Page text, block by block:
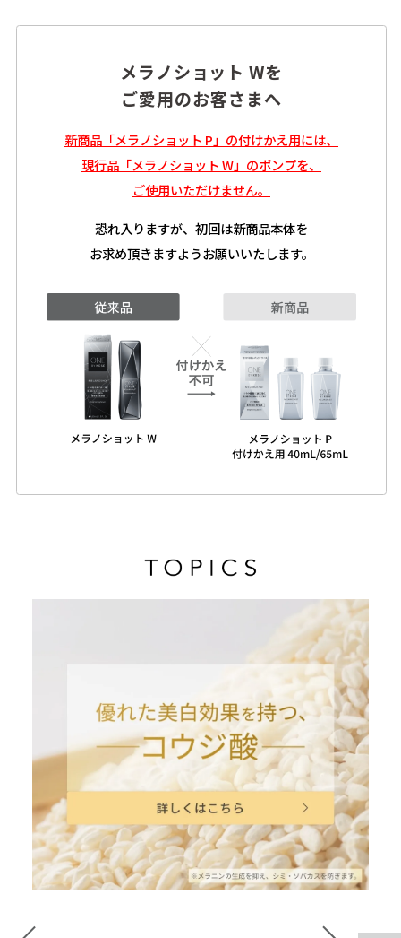
メラノショット Wを
ご愛用のお客さまへ
新商品「メラノショット P」の付けかえ用には、
現行品「メラノショット W」のポンプを、
ご使用いただけません。
恐れ入りますが、初回は新商品本体を
お求め頂きますようお願いいたします。